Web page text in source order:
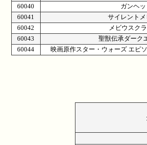
60040
ガンヘッ
60041
サイレント
60042
メビウスク
60043
聖獣伝承ダーク
60044
映画原作スター・ウォーズ エピ